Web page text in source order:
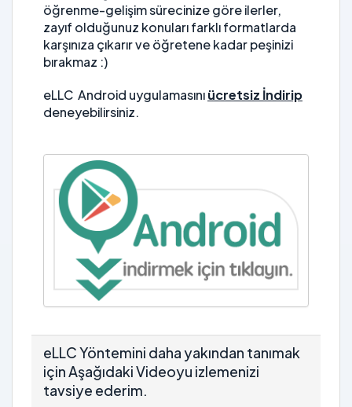
öğrenme-gelişim sürecinize göre ilerler,
zayıf olduğunuz konuları farklı formatlarda
karşınıza çıkarır ve öğretene kadar peşinizi
bırakmaz :)
eLLC Android uygulamasınıücretsiz İndirip
deneyebilirsiniz.
eLLC Yöntemini daha yakından tanımak
için Aşağıdaki Videoyu izlemenizi
tavsiye ederim.